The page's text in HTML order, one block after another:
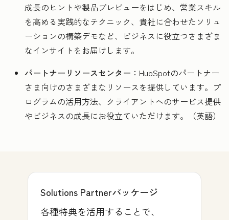
成長のヒントや製品プレビューをはじめ、営業スキル
を高める実践的なテクニック、貴社に合わせたソリュ
ーションの構築デモなど、ビジネスに役立つさまざま
なインサイトをお届けします。
パートナーリソースセンター： HubSpotのパートナー
さま向けのさまざまなリソースを提供しています。プ
ログラムの活用方法、クライアントへのサービス提供
やビジネスの成長にお役立ていただけます。（英語）
Solutions Partnerパッケージ
各種特典を活用することで、
対応可能